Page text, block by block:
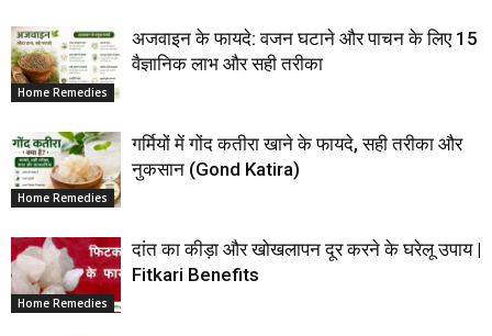
Home Remedies
अजवाइन के फायदे: वजन घटाने और पाचन के लिए 15
वैज्ञानिक लाभ और सही तरीका
Home Remedies
गर्मियों में गोंद कतीरा खाने के फायदे, सही तरीका और
नुकसान (Gond Katira)
Home Remedies
दांत का कीड़ा और खोखलापन दूर करने के घरेलू उपाय |
Fitkari Benefits